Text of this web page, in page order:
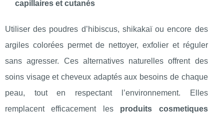
capillaires et cutanés
Utiliser des poudres d’hibiscus, shikakaï ou encore des
argiles colorées permet de nettoyer, exfolier et réguler
sans agresser. Ces alternatives naturelles offrent des
soins visage et cheveux adaptés aux besoins de chaque
peau, tout en respectant l’environnement. Elles
remplacent efficacement les produits cosmetiques